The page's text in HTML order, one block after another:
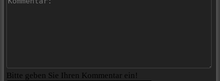
Bitte geben Sie Ihren Kommentar ein!